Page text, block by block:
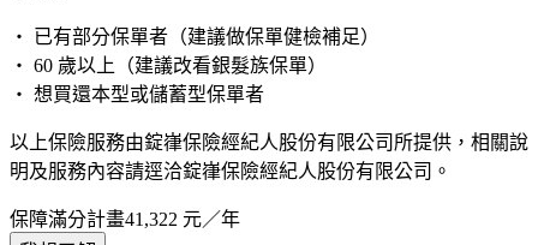
・ 已有部分保單者（建議做保單健檢補足）
・ 60 歲以上（建議改看銀髮族保單）
・ 想買還本型或儲蓄型保單者
以上保險服務由錠嵂保險經紀人股份有限公司所提供，相關說
明及服務內容請逕洽錠嵂保險經紀人股份有限公司。
保障滿分計畫41,322 元／年